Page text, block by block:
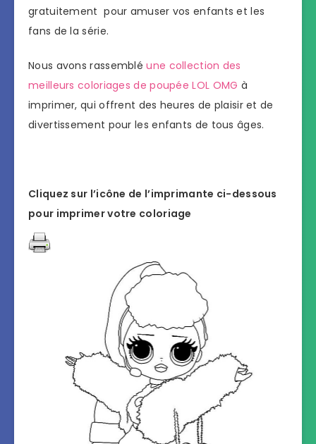
gratuitement pour amuser vos enfants et les
fans de la série.
Nous avons rassembléune collection des
meilleurs coloriages de poupée LOL OMG à
imprimer, qui offrent des heures de plaisir et de
divertissement pour les enfants de tous âges.
Cliquez sur l’icône de l’imprimante ci-dessous
pour imprimer votre coloriage